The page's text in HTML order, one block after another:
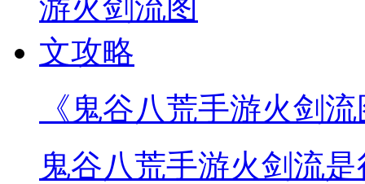
《鬼谷八荒手游火剑
鬼谷八荒手游火剑流